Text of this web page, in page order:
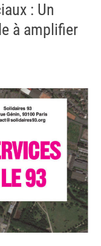
: Un
à amplifier